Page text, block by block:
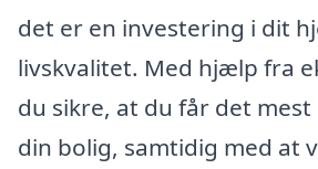
det er en investering i dit
livskvalitet. Med hjælp fra
du sikre, at du får det
din bolig, samtidig med at